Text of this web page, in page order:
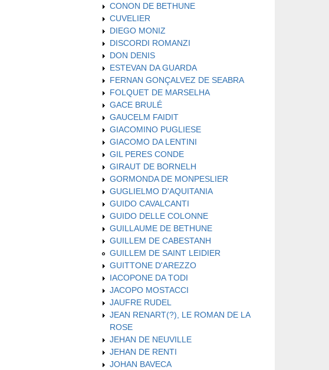
CONON DE BETHUNE
CUVELIER
DIEGO MONIZ
DISCORDI ROMANZI
DON DENIS
ESTEVAN DA GUARDA
FERNAN GONÇALVEZ DE SEABRA
FOLQUET DE MARSELHA
GACE BRULÉ
GAUCELM FAIDIT
GIACOMINO PUGLIESE
GIACOMO DA LENTINI
GIL PERES CONDE
GIRAUT DE BORNELH
GORMONDA DE MONPESLIER
GUGLIELMO D'AQUITANIA
GUIDO CAVALCANTI
GUIDO DELLE COLONNE
GUILLAUME DE BETHUNE
GUILLEM DE CABESTANH
GUILLEM DE SAINT LEIDIER
GUITTONE D'AREZZO
IACOPONE DA TODI
JACOPO MOSTACCI
JAUFRE RUDEL
JEAN RENART(?), LE ROMAN DE LA
ROSE
JEHAN DE NEUVILLE
JEHAN DE RENTI
JOHAN BAVECA